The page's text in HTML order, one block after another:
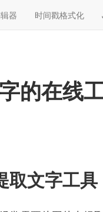
器 时间戳格式化
的在线
取文字工具